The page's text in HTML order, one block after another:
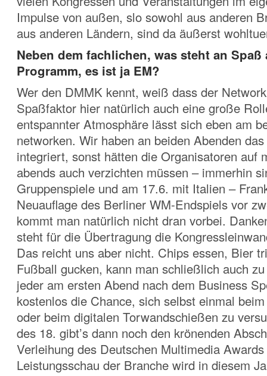
Impulse von außen, slo sowohl aus anderen
aus anderen Ländern, sind da äußerst
Neben dem fachlichen, was steht an Spaß
Programm, es ist ja EM?
Wer den DMMK kennt, weiß dass der
Spaßfaktor hier natürlich auch eine große
entspannter Atmosphäre lässt sich eben am
networken. Wir haben an beiden Abenden
integriert, sonst hätten die Organisatoren auf
abends auch verzichten müssen – immerhin
Gruppenspiele und am 17.6. mit Italien –
Neuauflage des Berliner WM-Endspiels vor
kommt man natürlich nicht dran vorbei.
steht für die Übertragung die
Das reicht uns aber nicht. Chips essen, Bier
Fußball gucken, kann man schließlich auch
jeder am ersten Abend nach dem Business
kostenlos die Chance, sich selbst einmal
oder beim digitalen Torwandschießen zu
des 18. gibt’s dann noch den krönenden
Verleihung des Deutschen Multimedia
Leistungsschau der Branche wird in diesem